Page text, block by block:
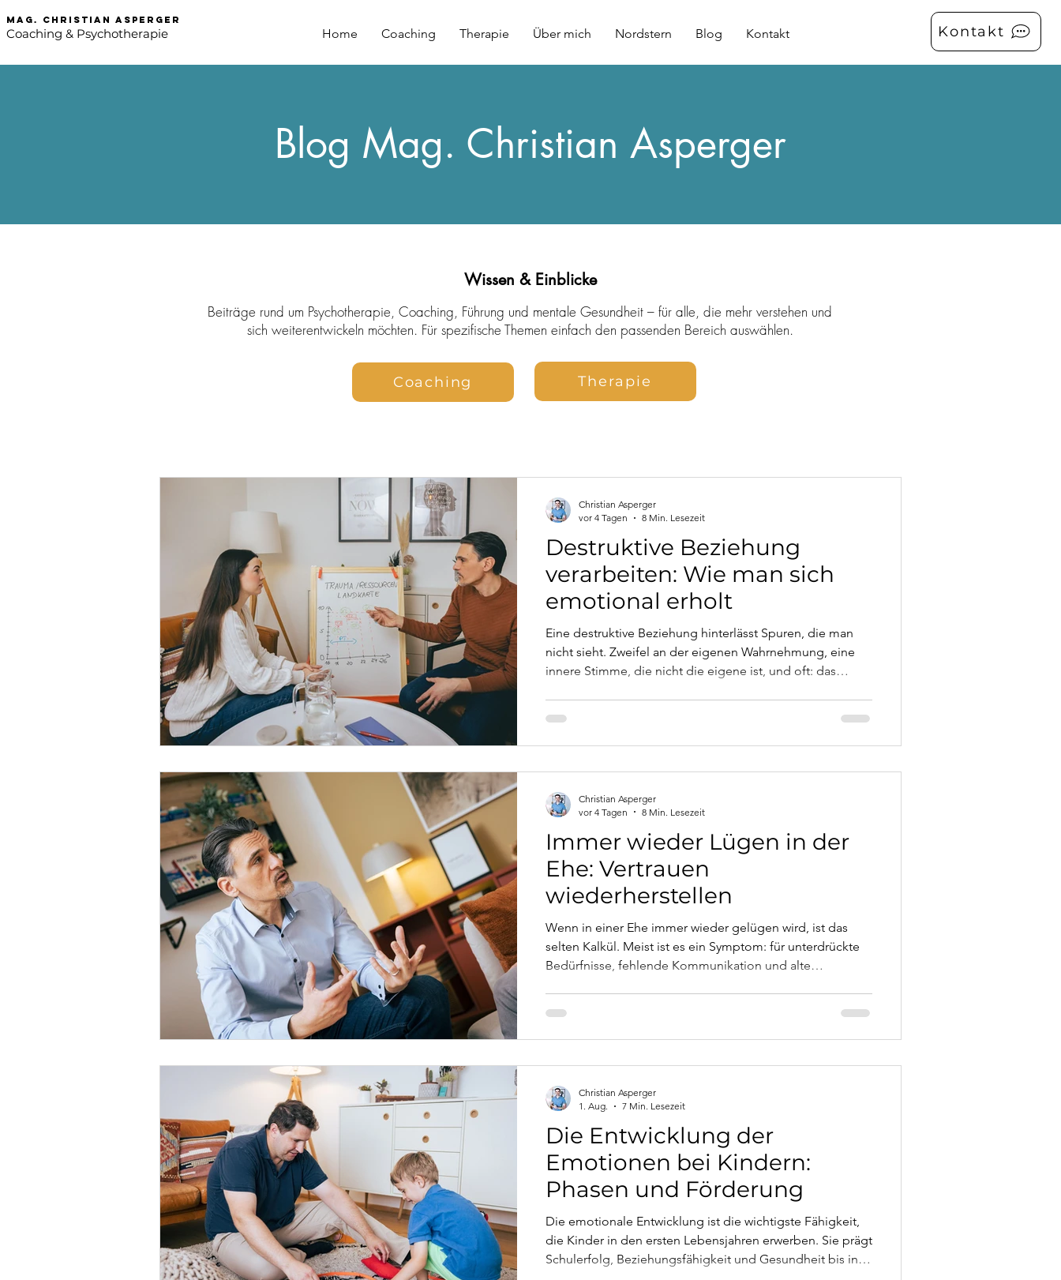
mag. Christian asperger
Coaching & Psychotherapie Home Coaching Therapie Über mich Nordstern Blog Kontakt Kontakt
Blog Mag. Christian Asperger
Wissen & Einblicke
Beiträge rund um Psychotherapie, Coaching, Führung und mentale Gesundheit – für alle, die mehr verstehen und
sich weiterentwickeln möchten. Für spezifische Themen einfach den passenden Bereich auswählen.
Coaching Therapie
Destruktive Beziehung
verarbeiten: Wie man sich
emotional erholt
Eine destruktive Beziehung hinterlässt Spuren, die man
nicht sieht. Zweifel an der eigenen Wahrnehmung, eine
innere Stimme, die nicht die eigene ist, und oft: das
was wirklich passiert – und was Heilung bedeutet.
Christian Asperger
vor 4 Tagen
8 Min. Lesezeit
Immer wieder Lügen in der
Ehe: Vertrauen
wiederherstellen
Wenn in einer Ehe immer wieder gelügen wird, ist das
selten Kalkül. Meist ist es ein Symptom: für unterdrückte
Bedürfnisse, fehlende Kommunikation und alte
steckt – und was Vertrauen wirklich wiederherstellt.
Christian Asperger
vor 4 Tagen
8 Min. Lesezeit
Die Entwicklung der
Emotionen bei Kindern:
Phasen und Förderung
Die emotionale Entwicklung ist die wichtigste Fähigkeit,
die Kinder in den ersten Lebensjahren erwerben. Sie prägt
Schulerfolg, Beziehungsfähigkeit und Gesundheit bis ins
Christian Asperger
1. Aug.
7 Min. Lesezeit